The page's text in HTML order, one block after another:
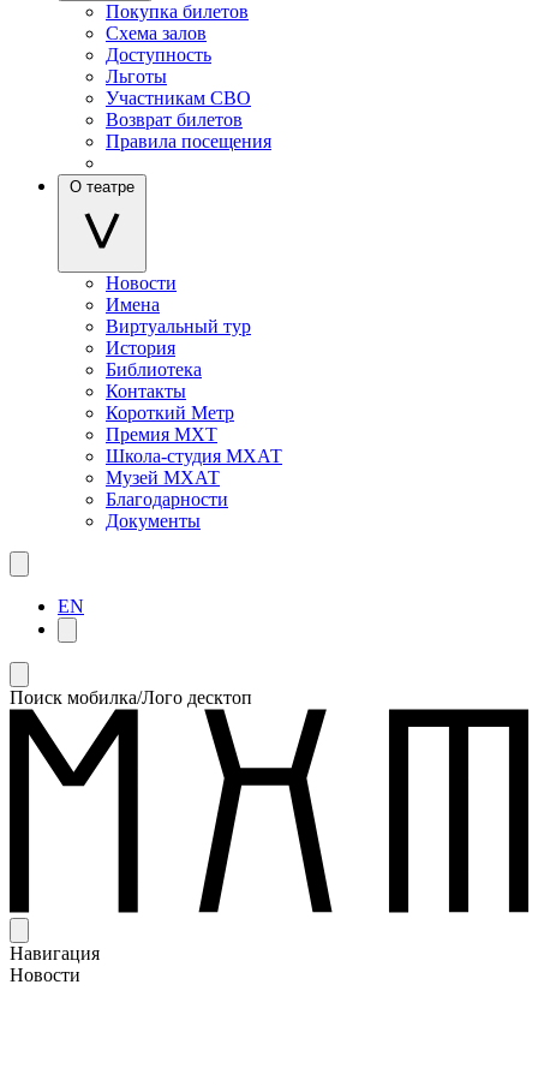
Покупка билетов
Схема залов
Доступность
Льготы
Участникам СВО
Возврат билетов
Правила посещения
О театре
Новости
Имена
Виртуальный тур
История
Библиотека
Контакты
Короткий Метр
Премия МХТ
Школа-студия МХАТ
Музей МХАТ
Благодарности
Документы
EN
Поиск мобилка/Лого десктоп
Навигация
Новости